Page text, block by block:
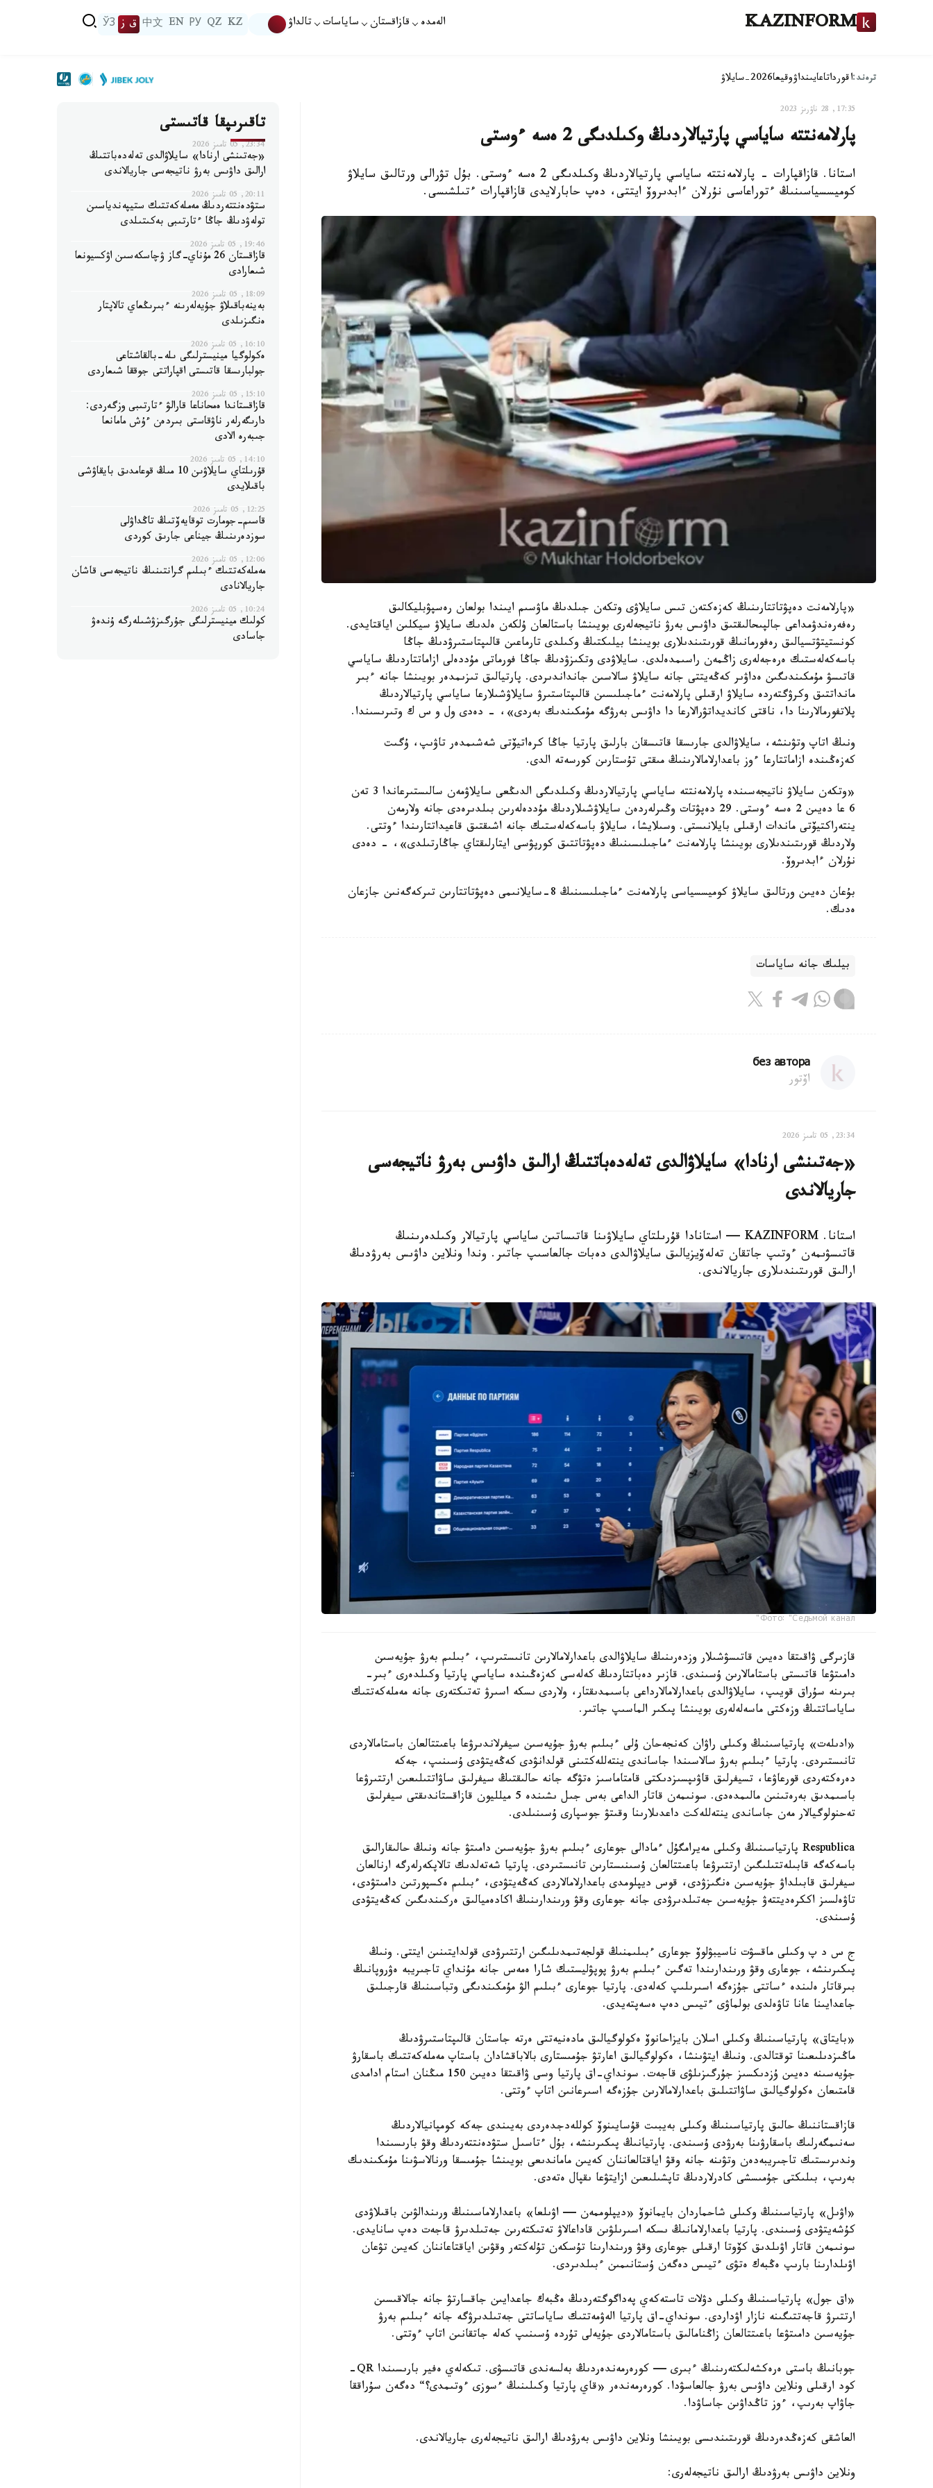
KAZINFORM الەمدە قازاقستان ساياسات تالداۋ KZ
QZ
РУ
EN
中文 ق ز ЎЗ
ترەند:اقورداتاعايىنداۋوقيعا2026-سايلاۋ
17:35, 28 ناۋرىز 2023
پارلامەنتتە ساياسي پارتيالاردىڭ وكىلدىگى 2 ەسە ءوستى
استانا. قازاقپارات - پارلامەنتتە ساياسي پارتيالاردىڭ وكىلدىگى 2 ەسە ءوستى. بۇل تۋرالى ورتالىق سايلاۋ
كوميسسياسىنىڭ ءتوراعاسى نۇرلان ءابدىروۆ ايتتى، دەپ حابارلايدى قازاقپارات ءتىلشىسى.
«پارلامەنت دەپۋتاتتارىنىڭ كەزەكتەن تىس سايلاۋى وتكەن جىلدىڭ ماۋسىم ايىندا بولعان رەسپۋبليكالىق
رەفەرەندۋمداعى جالپىحالىقتىق داۋىس بەرۋ ناتيجەلەرى بويىنشا باستالعان ۇلكەن ەلدىك سايلاۋ سيكلىن اياقتايدى.
كونستيتۋتسيالىق رەفورمانىڭ قورىتىندىلارى بويىنشا بيلىكتىڭ وكىلدى تارماعىن قالىپتاستىرۋدىڭ جاڭا
باسەكەلەستىك ەرەجەلەرى زاڭمەن راسىمدەلدى. سايلاۋدى وتكىزۋدىڭ جاڭا فورماتى مۇددەلى ازاماتتاردىڭ ساياسي
قاتىسۋ مۇمكىندىگىن ەداۋىر كەڭەيتتى جانە سايلاۋ سالاسىن جانداندىردى. پارتيالىق تىزىمدەر بويىنشا جانە ءبىر
مانداتتىق وكرۋگتەردە سايلاۋ ارقىلى پارلامەنت ءماجىلىسىن قالىپتاستىرۋ سايلاۋشىلارعا ساياسي پارتيالاردىڭ
پلاتفورمالارىنا دا، ناقتى كانديداتۋرالارعا دا داۋىس بەرۋگە مۇمكىندىك بەردى»، - دەدى ول و س ك وتىرىسىندا.
ونىڭ اتاپ وتۋىنشە، سايلاۋالدى جارىسقا قاتىسقان بارلىق پارتيا جاڭا كرەاتيۆتى شەشىمدەر تاۋىپ، ۇگىت
كەزەڭىندە ازاماتتارعا ءوز باعدارلامالارىنىڭ مىقتى تۇستارىن كورسەتە الدى.
«وتكەن سايلاۋ ناتيجەسىندە پارلامەنتتە ساياسي پارتيالاردىڭ وكىلدىگى الدىڭعى سايلاۋمەن سالىستىرعاندا 3 تەن
6 عا دەيىن 2 ەسە ءوستى. 29 دەپۋتات وڭىرلەردەن سايلاۋشىلاردىڭ مۇددەلەرىن بىلدىرەدى جانە ولارمەن
ينتەراكتيۆتى ماندات ارقىلى بايلانىستى. وسىلايشا، سايلاۋ باسەكەلەستىك جانە اشىقتىق قاعيداتتارىندا ءوتتى.
ولاردىڭ قورىتىندىلارى بويىنشا پارلامەنت ءماجىلىسىنىڭ دەپۋتاتتىق كورپۋسى ايتارلىقتاي جاڭارتىلدى»، - دەدى
نۇرلان ءابدىروۆ.
بۇعان دەيىن ورتالىق سايلاۋ كوميسسياسى پارلامەنت ءماجىلىسىنىڭ 8-سايلانىمى دەپۋتاتتارىن تىركەگەنىن جازعان
ەدىك.
بيلىك جانە ساياسات
без автора
اۆتور
23:34, 05 تامىز 2026
«جەتىنشى ارنادا» سايلاۋالدى تەلەدەباتتىڭ ارالىق داۋىس بەرۋ ناتيجەسى
جاريالاندى
استانا. KAZINFORM — استانادا قۇرىلتاي سايلاۋىنا قاتىساتىن ساياسي پارتيالار وكىلدەرىنىڭ
قاتىسۋىمەن ءوتىپ جاتقان تەلەۆيزيالىق سايلاۋالدى دەبات جالعاسىپ جاتىر. وندا ونلاين داۋىس بەرۋدىڭ
ارالىق قورىتىندىلارى جاريالاندى.
Фото: "Седьмой канал"
قازىرگى ۋاقىتقا دەيىن قاتىسۋشىلار وزدەرىنىڭ سايلاۋالدى باعدارلامالارىن تانىستىرىپ، ءبىلىم بەرۋ جۇيەسىن
دامىتۋعا قاتىستى باستامالارىن ۇسىندى. قازىر دەباتتاردىڭ كەلەسى كەزەڭىندە ساياسي پارتيا وكىلدەرى ءبىر-
بىرىنە سۇراق قويىپ، سايلاۋالدى باعدارلامالارداعى باسىمدىقتار، ولاردى ىسكە اسىرۋ تەتىكتەرى جانە مەملەكەتتىك
ساياساتتىڭ وزەكتى ماسەلەلەرى بويىنشا پىكىر الماسىپ جاتىر.
«ادىلەت» پارتياسىنىڭ وكىلى راۋان كەنجەحان ۇلى ءبىلىم بەرۋ جۇيەسىن سيفرلاندىرۋعا باعىتتالعان باستامالاردى
تانىستىردى. پارتيا ءبىلىم بەرۋ سالاسىندا جاساندى ينتەللەكتىنى قولدانۋدى كەڭەيتۋدى ۇسىنىپ، جەكە
دەرەكتەردى قورعاۋعا، تسيفرلىق قاۋىپسىزدىكتى قامتاماسىز ەتۋگە جانە حالىقتىڭ سيفرلىق ساۋاتتىلىعىن ارتتىرۋعا
باسىمدىق بەرەتىنىن مالىمدەدى. سونىمەن قاتار الداعى بەس جىل ىشىندە 5 ميلليون قازاقستاندىقتى سيفرلىق
تەحنولوگيالار مەن جاساندى ينتەللەكت داعدىلارىنا وقىتۋ جوسپارى ۇسىنىلدى.
Respublica پارتياسىنىڭ وكىلى مەيرامگۇل ءمادالى جوعارى ءبىلىم بەرۋ جۇيەسىن دامىتۋ جانە ونىڭ حالىقارالىق
باسەكەگە قابىلەتتىلىگىن ارتتىرۋعا باعىتتالعان ۇسىنىستارىن تانىستىردى. پارتيا شەتەلدىك تالاپكەرلەرگە ارنالعان
سيفرلىق قابىلداۋ جۇيەسىن ەنگىزۋدى، قوس ديپلومدى باعدارلامالاردى كەڭەيتۋدى، ءبىلىم ەكسپورتىن دامىتۋدى،
تاۋەلسىز اككرەديتتەۋ جۇيەسىن جەتىلدىرۋدى جانە جوعارى وقۋ ورىندارىنىڭ اكادەميالىق ەركىندىگىن كەڭەيتۋدى
ۇسىندى.
ج س د پ وكىلى ماقسۋت ناسيبۋلوۆ جوعارى ءبىلىمنىڭ قولجەتىمدىلىگىن ارتتىرۋدى قولدايتىنىن ايتتى. ونىڭ
پىكىرىنشە، جوعارى وقۋ ورىندارىندا تەگىن ءبىلىم بەرۋ پوپۋليستىك شارا ەمەس جانە مۇنداي تاجىريبە ەۋروپانىڭ
بىرقاتار ەلىندە ءساتتى جۇزەگە اسىرىلىپ كەلەدى. پارتيا جوعارى ءبىلىم الۋ مۇمكىندىگى وتباسىنىڭ قارجىلىق
جاعدايىنا عانا تاۋەلدى بولماۋى ءتيىس دەپ ەسەپتەيدى.
«بايتاق» پارتياسىنىڭ وكىلى اسلان بايزاحانوۆ ەكولوگيالىق مادەنيەتتى ەرتە جاستان قالىپتاستىرۋدىڭ
ماڭىزدىلىعىنا توقتالدى. ونىڭ ايتۋىنشا، ەكولوگيالىق اعارتۋ جۇمىستارى بالاباقشادان باستاپ مەملەكەتتىك باسقارۋ
جۇيەسىنە دەيىن ۇزدىكسىز جۇرگىزىلۋى قاجەت. سونداي-اق پارتيا وسى ۋاقىتقا دەيىن 150 مىڭنان استام ادامدى
قامتىعان ەكولوگيالىق ساۋاتتىلىق باعدارلامالارىن جۇزەگە اسىرعانىن اتاپ ءوتتى.
قازاقستاننىڭ حالىق پارتياسىنىڭ وكىلى بەيبىت قۇسايىنوۆ كوللەدجدەردى بەيىندى جەكە كومپانيالاردىڭ
سەنىمگەرلىك باسقارۋىنا بەرۋدى ۇسىندى. پارتيانىڭ پىكىرىنشە، بۇل ءتاسىل ستۋدەنتتەردىڭ وقۋ بارىسىندا
وندىرىستىك تاجىريبەدەن وتۋىنە جانە وقۋ اياقتالعاننان كەيىن ماماندىعى بويىنشا جۇمىسقا ورنالاسۋىنا مۇمكىندىك
بەرىپ، بىلىكتى جۇمىسشى كادرلاردىڭ تاپشىلىعىن ازايتۋعا ىقپال ەتەدى.
«اۋىل» پارتياسىنىڭ وكىلى شاحماردان بايمانوۆ «ديپلوممەن — اۋىلعا» باعدارلاماسىنىڭ ورىندالۋىن باقىلاۋدى
كۇشەيتۋدى ۇسىندى. پارتيا باعدارلامانىڭ ىسكە اسىرىلۋىن قاداعالاۋ تەتىكتەرىن جەتىلدىرۋ قاجەت دەپ سانايدى.
سونىمەن قاتار اۋىلدىق كۆوتا ارقىلى جوعارى وقۋ ورىندارىنا تۇسكەن تۇلەكتەر وقۋىن اياقتاعاننان كەيىن تۋعان
اۋىلدارىنا بارىپ ەڭبەك ەتۋى ءتيىس دەگەن ۇستانىمىن ءبىلدىردى.
«اق جول» پارتياسىنىڭ وكىلى دۋلات تاستەكەي پەداگوگتەردىڭ ەڭبەك جاعدايىن جاقسارتۋ جانە جالاقىسىن
ارتتىرۋ قاجەتتىگىنە نازار اۋداردى. سونداي-اق پارتيا الەۋمەتتىك ساياساتتى جەتىلدىرۋگە جانە ءبىلىم بەرۋ
جۇيەسىن دامىتۋعا باعىتتالعان زاڭنامالىق باستامالاردى جۇيەلى تۇردە ۇسىنىپ كەلە جاتقانىن اتاپ ءوتتى.
جوبانىڭ باستى ەرەكشەلىكتەرىنىڭ ءبىرى — كورەرمەندەردىڭ بەلسەندى قاتىسۋى. تىكەلەي ەفير بارىسىندا QR-
كود ارقىلى ونلاين داۋىس بەرۋ جالعاسۋدا. كورەرمەندەر «قاي پارتيا وكىلىنىڭ ءسوزى ءوتىمدى؟“ دەگەن سۇراققا
جاۋاپ بەرىپ، ءوز تاڭداۋىن جاساۋدا.
العاشقى كەزەڭدەردىڭ قورىتىندىسى بويىنشا ونلاين داۋىس بەرۋدىڭ ارالىق ناتيجەلەرى جاريالاندى.
ونلاين داۋىس بەرۋدىڭ ارالىق ناتيجەلەرى:
تاقىرىپقا قاتىستى
23:34, 05 تامىز 2026
«جەتىنشى ارنادا» سايلاۋالدى تەلەدەباتتىڭ
ارالىق داۋىس بەرۋ ناتيجەسى جاريالاندى
20:11, 05 تامىز 2026
ستۋدەنتتەردىڭ مەملەكەتتىك ستيپەندياسىن
تولەۋدىڭ جاڭا ءتارتىبى بەكىتىلدى
19:46, 05 تامىز 2026
قازاقستان 26 مۇناي-گاز ۋچاسكەسىن اۋكسيونعا
شىعارادى
18:09, 05 تامىز 2026
بەينەباقىلاۋ جۇيەلەرىنە ءبىرىڭعاي تالاپتار
ەنگىزىلدى
16:10, 05 تامىز 2026
ەكولوگيا مينيسترلىگى ىلە-بالقاشتاعى
جولبارىسقا قاتىستى اقپاراتتى جوققا شىعاردى
15:10, 05 تامىز 2026
قازاقستاندا ەمحاناعا قارالۋ ءتارتىبى وزگەردى:
دارىگەرلەر ناۋقاستى بىردەن ءۇش مامانعا
جىبەرە الادى
14:10, 05 تامىز 2026
قۇرىلتاي سايلاۋىن 10 مىڭ قوعامدىق بايقاۋشى
باقىلايدى
12:25, 05 تامىز 2026
قاسىم-جومارت توقايەۆتىڭ تاڭداۋلى
سوزدەرىنىڭ جيناعى جارىق كوردى
12:06, 05 تامىز 2026
مەملەكەتتىك ءبىلىم گرانتىنىڭ ناتيجەسى قاشان
جاريالانادى
10:24, 05 تامىز 2026
كولىك مينيسترلىگى جۇرگىزۋشىلەرگە ۇندەۋ
جاسادى